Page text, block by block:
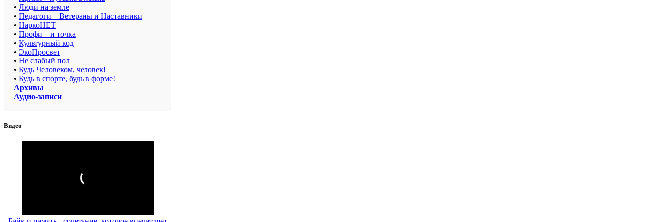
• Люди на земле
• Педагоги – Ветераны и Наставники
• НаркоНЕТ
• Профи – и точка
• Культурный код
• ЭкоПросвет
• Не слабый пол
• Будь Человеком, человек!
• Будь в спорте, будь в форме!
Архивы
Аудио-записи
Видео